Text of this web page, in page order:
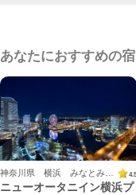
あなたにおすすめの宿
ニューオータニイン横浜プ